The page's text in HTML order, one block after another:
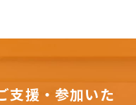
支援・参加いた